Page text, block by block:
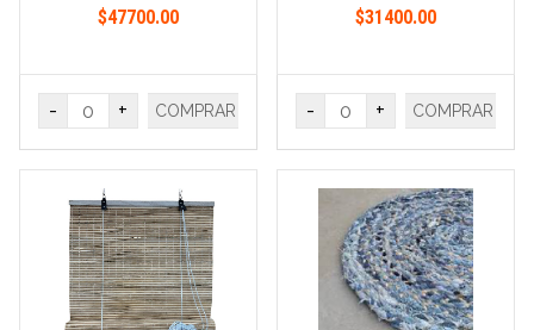
$47700.00
- + COMPRAR
$31400.00
- + COMPRAR